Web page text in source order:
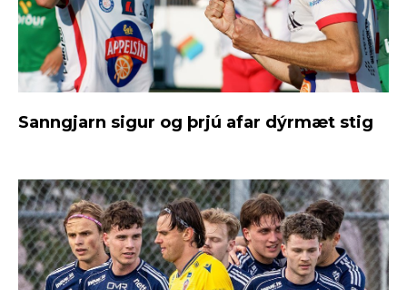
Sanngjarn sigur og þrjú afar dýrmæt stig